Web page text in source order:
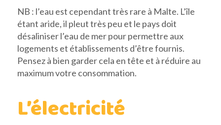
NB : l’eau est cependant très rare à Malte. L’île
étant aride, il pleut très peu et le pays doit
désaliniser l’eau de mer pour permettre aux
logements et établissements d’être fournis.
Pensez à bien garder cela en tête et à réduire au
maximum votre consommation.
L’électricité